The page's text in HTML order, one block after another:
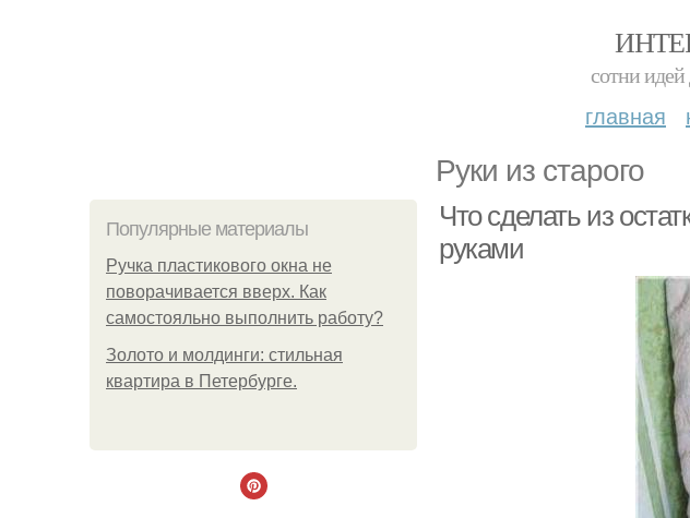
сотни
главная
Руки из старого
Популярные материалы
Ручка пластикового окна не
поворачивается вверх. Как
самостояльно выполнить работу?
Золото и молдинги: стильная
квартира в Петербурге.
Что сделать из
руками